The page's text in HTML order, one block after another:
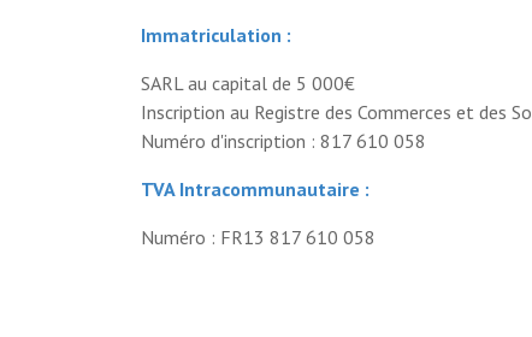
Immatriculation :
SARL au capital de 5 000€
Inscription au Registre des Commerces et des
Numéro d'inscription : 817 610 058
TVA Intracommunautaire :
Numéro : FR13 817 610 058